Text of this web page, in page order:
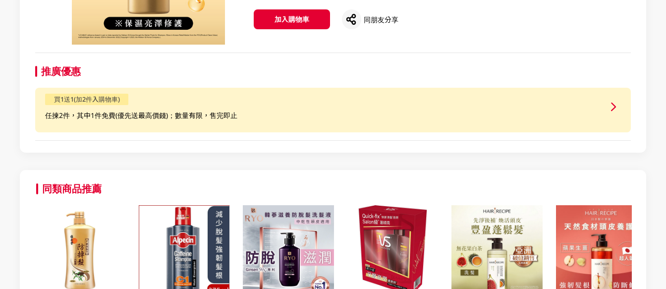
加入購物車 同朋友分享
推廣優惠
買1送1(加2件入購物車)
任揀2件，其中1件免費(優先送最高價錢)；數量有限，售完即止
同類商品推薦